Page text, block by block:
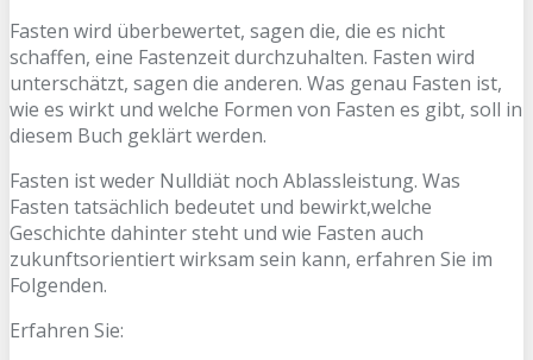
Fasten wird überbewertet, sagen die, die es nicht
schaffen, eine Fastenzeit durchzuhalten. Fasten wird
unterschätzt, sagen die anderen. Was genau Fasten ist,
wie es wirkt und welche Formen von Fasten es gibt, soll in
diesem Buch geklärt werden.
Fasten ist weder Nulldiät noch Ablassleistung. Was
Fasten tatsächlich bedeutet und bewirkt,welche
Geschichte dahinter steht und wie Fasten auch
zukunftsorientiert wirksam sein kann, erfahren Sie im
Folgenden.
Erfahren Sie: